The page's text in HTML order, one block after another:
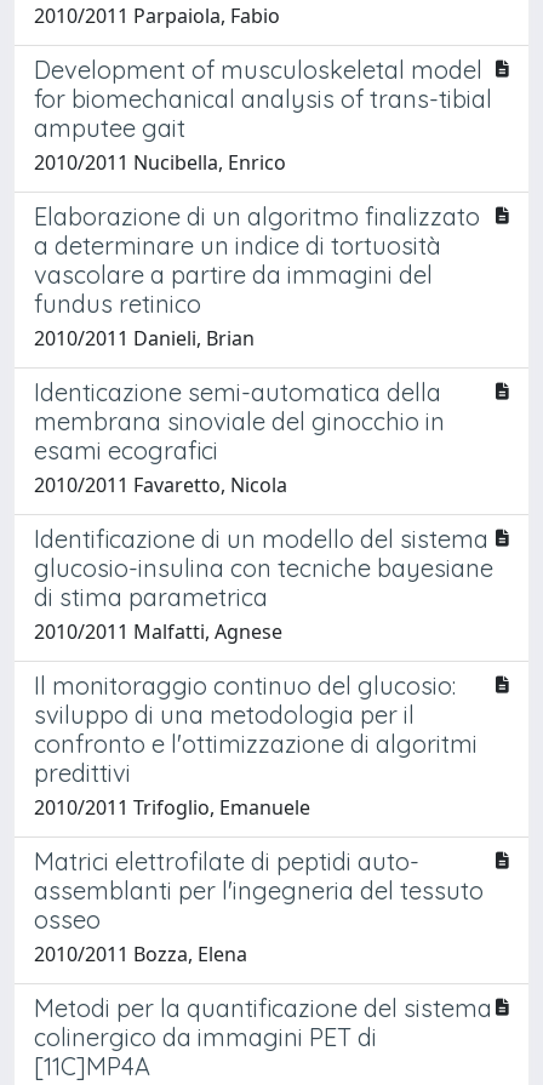
2010/2011 Parpaiola, Fabio
Development of musculoskeletal model
for biomechanical analysis of trans-tibial
amputee gait
2010/2011 Nucibella, Enrico
Elaborazione di un algoritmo finalizzato
a determinare un indice di tortuosità
vascolare a partire da immagini del
fundus retinico
2010/2011 Danieli, Brian
Identicazione semi-automatica della
membrana sinoviale del ginocchio in
esami ecografici
2010/2011 Favaretto, Nicola
Identificazione di un modello del sistema
glucosio-insulina con tecniche bayesiane
di stima parametrica
2010/2011 Malfatti, Agnese
Il monitoraggio continuo del glucosio:
sviluppo di una metodologia per il
confronto e l'ottimizzazione di algoritmi
predittivi
2010/2011 Trifoglio, Emanuele
Matrici elettrofilate di peptidi auto-
assemblanti per l'ingegneria del tessuto
osseo
2010/2011 Bozza, Elena
Metodi per la quantificazione del sistema
colinergico da immagini PET di
[11C]MP4A